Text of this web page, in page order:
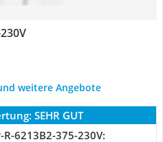
weitere Angebote
SEHR GUT
6213B2-375-230V: